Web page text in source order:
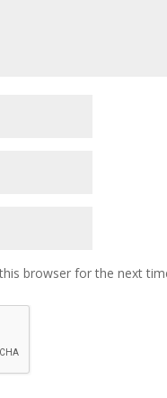
browser for the next